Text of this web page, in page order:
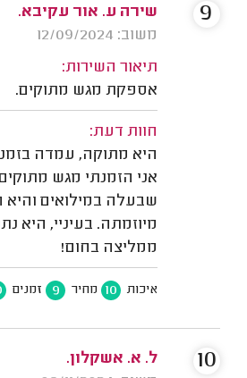
שירה ע. אור עקיבא.
משוב: 12/09/2024
תיאור השירות:
אספקת מגש מתוקים.
חוות דעת:
היא מתוקה, עמדה
אני הזמנתי מגש
שבעלה במילואים והיא
מיוזמתה. בעיניי, היא
ממליצה בחום!
איכות 10 מחיר 9 זמנים
9
ל. א. אשקלון.
10